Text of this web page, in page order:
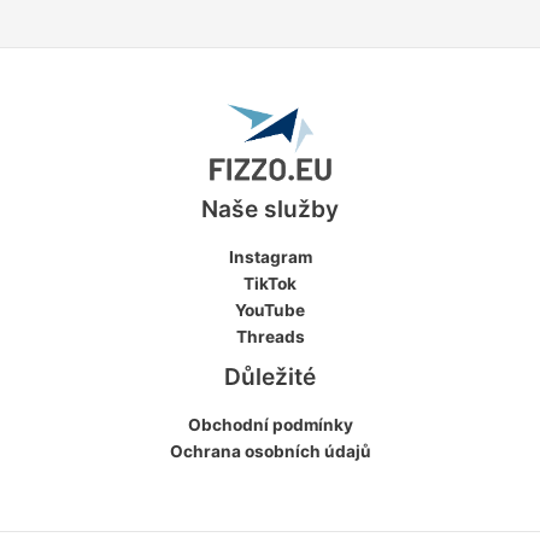
Naše služby
Instagram
TikTok
YouTube
Threads
Důležité
Obchodní podmínky
Ochrana osobních údajů